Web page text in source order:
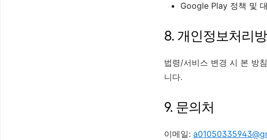
Google Play 정책 및
8. 개인정보처리
법령/서비스 변경 시 본 방
니다.
9. 문의처
이메일: